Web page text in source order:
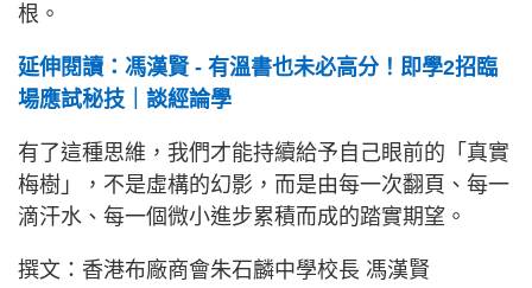
根。
延伸閱讀：馮漢賢 - 有溫書也未必高分！即學2招臨
場應試秘技｜談經論學
有了這種思維，我們才能持續給予自己眼前的「真實
梅樹」，不是虛構的幻影，而是由每一次翻頁、每一
滴汗水、每一個微小進步累積而成的踏實期望。
撰文：香港布廠商會朱石麟中學校長 馮漢賢